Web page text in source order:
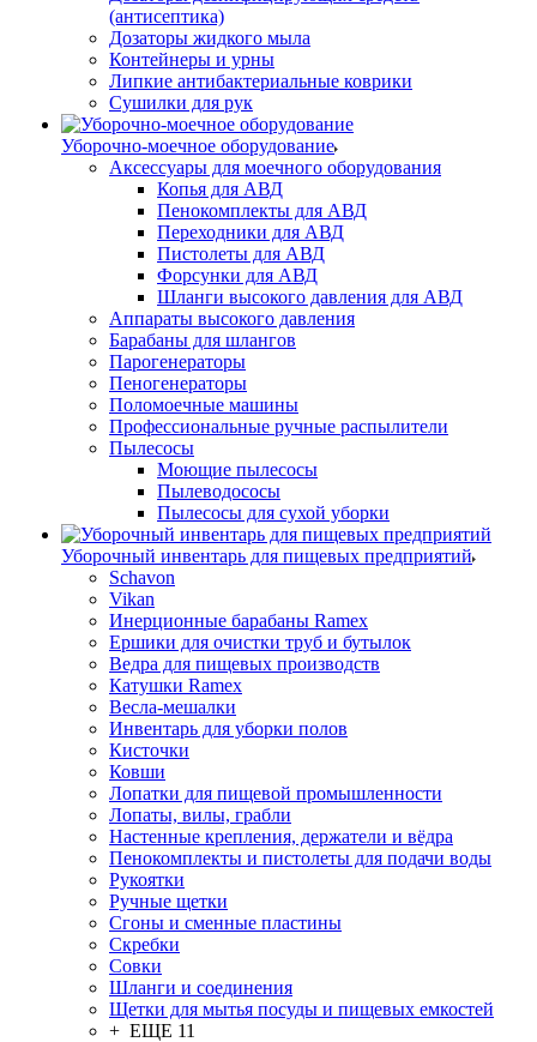
(антисептика)
Дозаторы жидкого мыла
Контейнеры и урны
Липкие антибактериальные коврики
Сушилки для рук
Уборочно-моечное оборудование
Аксессуары для моечного оборудования
Копья для АВД
Пенокомплекты для АВД
Переходники для АВД
Пистолеты для АВД
Форсунки для АВД
Шланги высокого давления для АВД
Аппараты высокого давления
Барабаны для шлангов
Парогенераторы
Пеногенераторы
Поломоечные машины
Профессиональные ручные распылители
Пылесосы
Моющие пылесосы
Пылеводососы
Пылесосы для сухой уборки
Уборочный инвентарь для пищевых предприятий
Schavon
Vikan
Инерционные барабаны Ramex
Ершики для очистки труб и бутылок
Ведра для пищевых производств
Катушки Ramex
Весла-мешалки
Инвентарь для уборки полов
Кисточки
Ковши
Лопатки для пищевой промышленности
Лопаты, вилы, грабли
Настенные крепления, держатели и вёдра
Пенокомплекты и пистолеты для подачи воды
Рукоятки
Ручные щетки
Сгоны и сменные пластины
Скребки
Совки
Шланги и соединения
Щетки для мытья посуды и пищевых емкостей
+ ЕЩЕ 11